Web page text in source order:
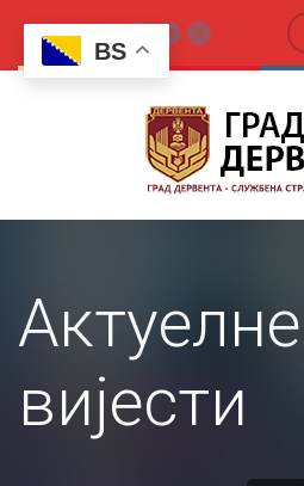
Актуелне
вијести
BS